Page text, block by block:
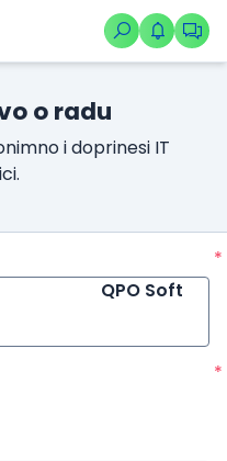
o radu
i doprinesi IT
*
QPO Soft
*